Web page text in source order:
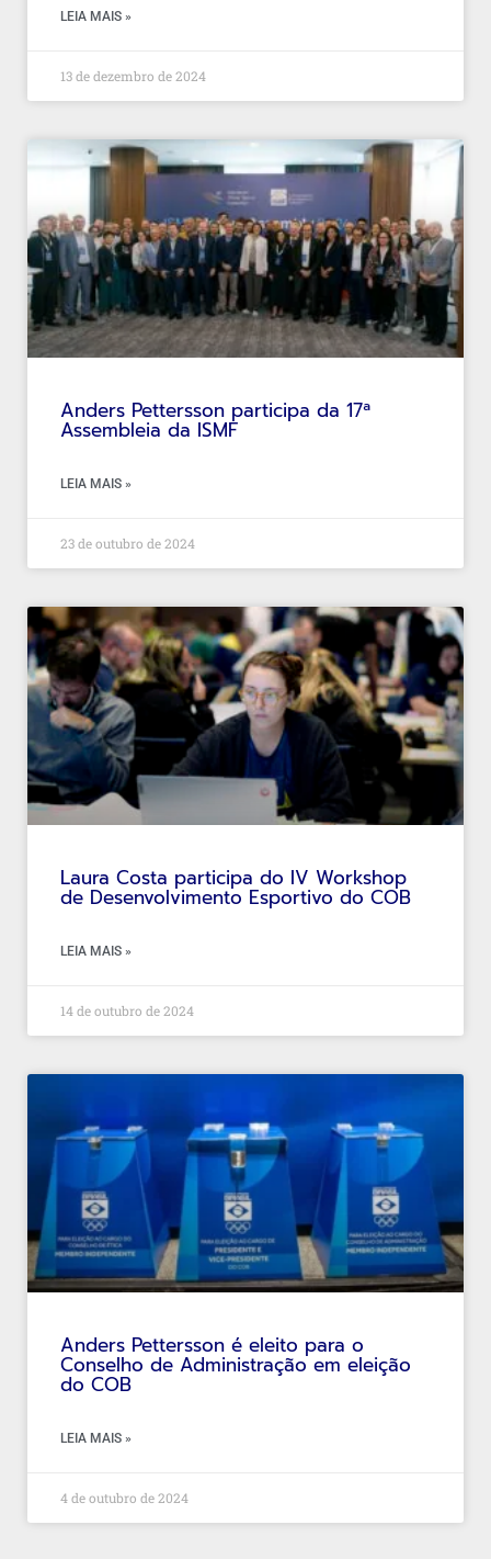
LEIA MAIS »
13 de dezembro de 2024
Anders Pettersson participa da 17ª
Assembleia da ISMF
LEIA MAIS »
23 de outubro de 2024
Laura Costa participa do IV Workshop
de Desenvolvimento Esportivo do COB
LEIA MAIS »
14 de outubro de 2024
Anders Pettersson é eleito para o
Conselho de Administração em eleição
do COB
LEIA MAIS »
4 de outubro de 2024